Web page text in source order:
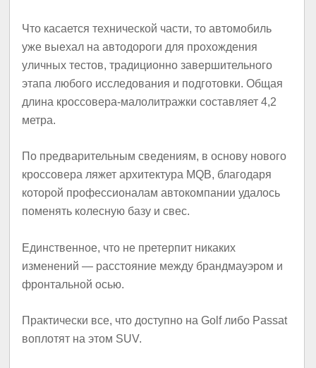
Что касается технической части, то автомобиль
уже выехал на автодороги для прохождения
уличных тестов, традиционно завершительного
этапа любого исследования и подготовки. Общая
длина кроссовера-малолитражки составляет 4,2
метра.
По предварительным сведениям, в основу нового
кроссовера ляжет архитектура MQB, благодаря
которой профессионалам автокомпании удалось
поменять колесную базу и свес.
Единственное, что не претерпит никаких
изменений — расстояние между брандмауэром и
фронтальной осью.
Практически все, что доступно на Golf либо Passat
воплотят на этом SUV.